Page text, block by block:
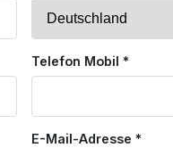
Telefon Mobil *
E-Mail-Adresse *